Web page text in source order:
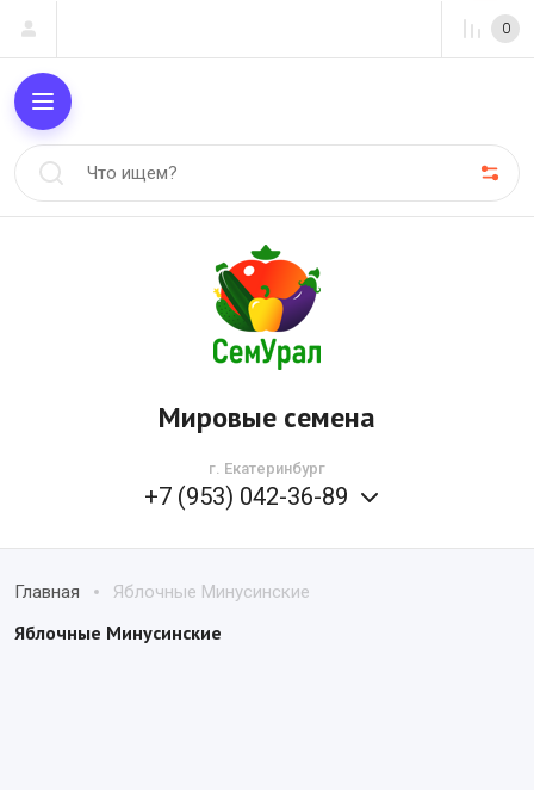
0
Мировые семена
г. Екатеринбург
+7 (953) 042-36-89
Главная Яблочные Минусинские
Яблочные Минусинские